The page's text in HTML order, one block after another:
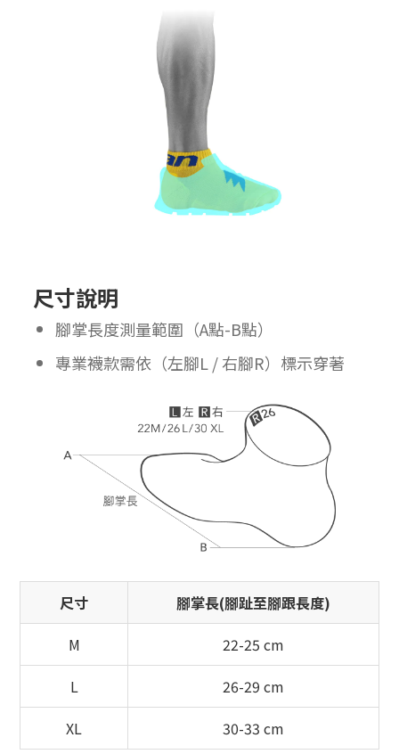
尺寸說明
腳掌長度測量範圍（A點-B點）
專業襪款需依（左腳L / 右腳R）標示穿著
尺寸
腳掌長(腳趾至腳跟長度)
M
22-25 cm
L
26-29 cm
XL
30-33 cm